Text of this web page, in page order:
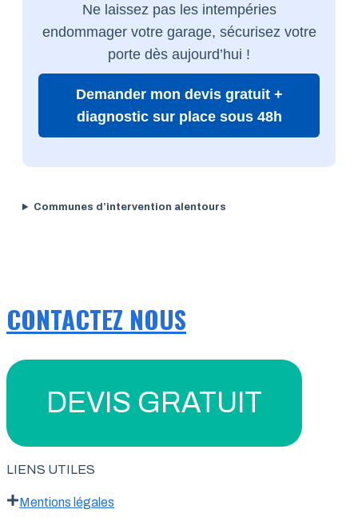
Ne laissez pas les intempéries
endommager votre garage, sécurisez votre
porte dès aujourd’hui !
Demander mon devis gratuit +
diagnostic sur place sous 48h
Communes d’intervention alentours
CONTACTEZ NOUS
DEVIS GRATUIT
LIENS UTILES
Mentions légales